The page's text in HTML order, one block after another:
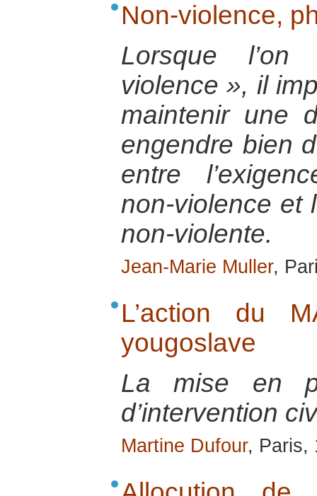
Non-violence,
Lorsque
violence », il
maintenir une
engendre bien
entre
non-violence et
non-violente.
Jean-Marie Muller,
L’action du
yougoslave
La mise en
d’intervention
Martine Dufour, Paris,